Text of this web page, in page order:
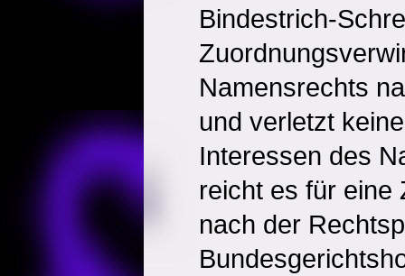
Bindestrich-
Namensrechts
und verletzt
Interessen des
reicht es für eine
nach der